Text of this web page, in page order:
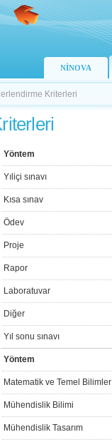
NİNOVA
Kriterleri
Yöntem
Yıliçi sınavı
Kısa sınav
Ödev
Proje
Rapor
Laboratuvar
Diğer
Yıl sonu sınavı
Yöntem
Matematik ve Temel Bilimler
Mühendislik Bilimi
Mühendislik Tasarım